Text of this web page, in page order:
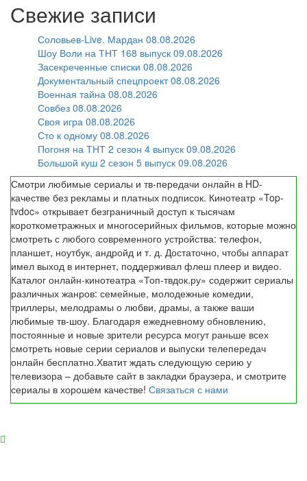
Свежие записи
Соловьев-Live. Мардан 08.08.2026
Шоу Воли на ТНТ 168 выпуск 09.08.2026
Засекреченные списки 08.08.2026
Документальный спецпроект 08.08.2026
Военная тайна 08.08.2026
Совбез 08.08.2026
Своя игра 08.08.2026
Сто к одному 08.08.2026
Погоня на ТНТ 2 сезон 4 выпуск 09.08.2026
Большой куш 2 сезон 5 выпуск 09.08.2026
Смотри любимые сериалы и тв-передачи онлайн в HD-
качестве без рекламы и платных подписок. Кинотеатр «Top-
tvdoc» открывает безграничный доступ к тысячам
короткометражных и многосерийных фильмов, которые можно
смотреть с любого современного устройства: телефон,
планшет, ноутбук, андройд и т. д. Достаточно, чтобы аппарат
имел выход в интернет, поддерживал флеш плеер и видео.
Каталог онлайн-кинотеатра «Топ-твдок.ру» содержит сериалы
различных жанров: семейные, молодежные комедии,
триллеры, мелодрамы о любви, драмы, а также ваши
любимые тв-шоу. Благодаря ежедневному обновлению,
постоянные и новые зрители ресурса могут раньше всех
смотреть новые серии сериалов и выпуски телепередач
онлайн бесплатно.Хватит ждать следующую серию у
телевизора – добавьте сайт в закладки браузера, и смотрите
сериалы в хорошем качестве! Связаться с нами